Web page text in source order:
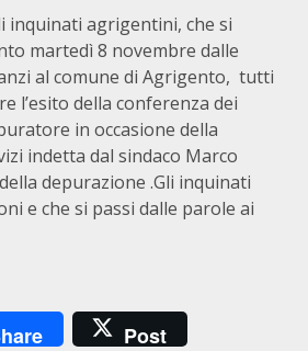
inquinati agrigentini, che si
martedì 8 novembre dalle
al comune di Agrigento, tutti
l’esito della conferenza dei
in occasione della
indetta dal sindaco Marco
depurazione .Gli inquinati
e che si passi dalle parole ai
Post